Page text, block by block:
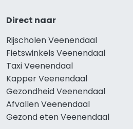
Direct naar
Rijscholen Veenendaal
Fietswinkels Veenendaal
Taxi Veenendaal
Kapper Veenendaal
Gezondheid Veenendaal
Afvallen Veenendaal
Gezond eten Veenendaal